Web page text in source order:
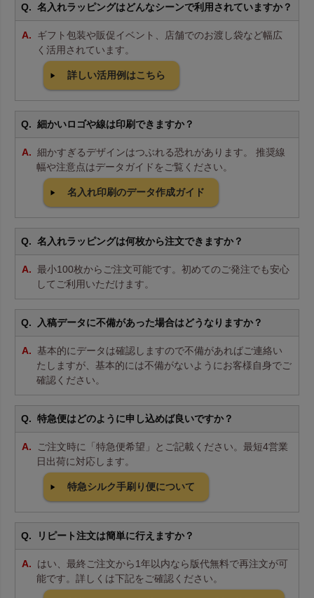
名入れラッピングはどんなシーンで利用されていますか？
ギフト包装や販促イベント、店舗でのお渡し袋など幅広
く活用されています。
詳しい活用例はこちら
細かいロゴや線は印刷できますか？
細かすぎるデザインはつぶれる恐れがあります。 推奨線
幅や注意点はデータガイドをご覧ください。
名入れ印刷のデータ作成ガイド
名入れラッピングは何枚から注文できますか？
最小100枚からご注文可能です。初めてのご発注でも安心
してご利用いただけます。
入稿データに不備があった場合はどうなりますか？
基本的にデータは確認しますので不備があればご連絡い
たしますが、基本的には不備がないようにお客様自身でご
確認ください。
特急便はどのように申し込めば良いですか？
ご注文時に「特急便希望」とご記載ください。最短4営業
日出荷に対応します。
特急シルク手刷り便について
リピート注文は簡単に行えますか？
はい、最終ご注文から1年以内なら版代無料で再注文が可
能です。詳しくは下記をご確認ください。